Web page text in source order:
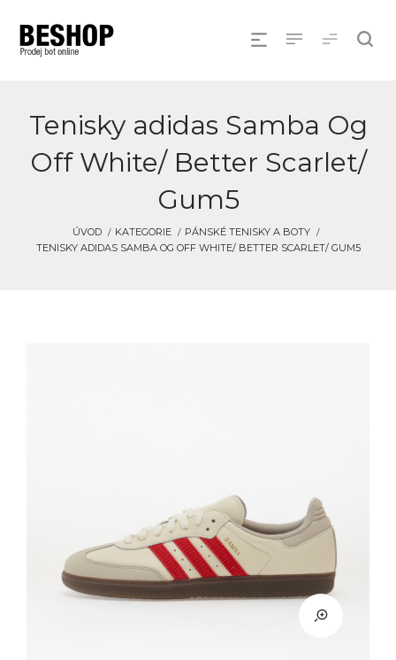
Tenisky adidas Samba Og
Off White/ Better Scarlet/
Gum5
ÚVOD KATEGORIE
PÁNSKÉ TENISKY A BOTY
TENISKY ADIDAS SAMBA OG OFF WHITE/ BETTER SCARLET/ GUM5